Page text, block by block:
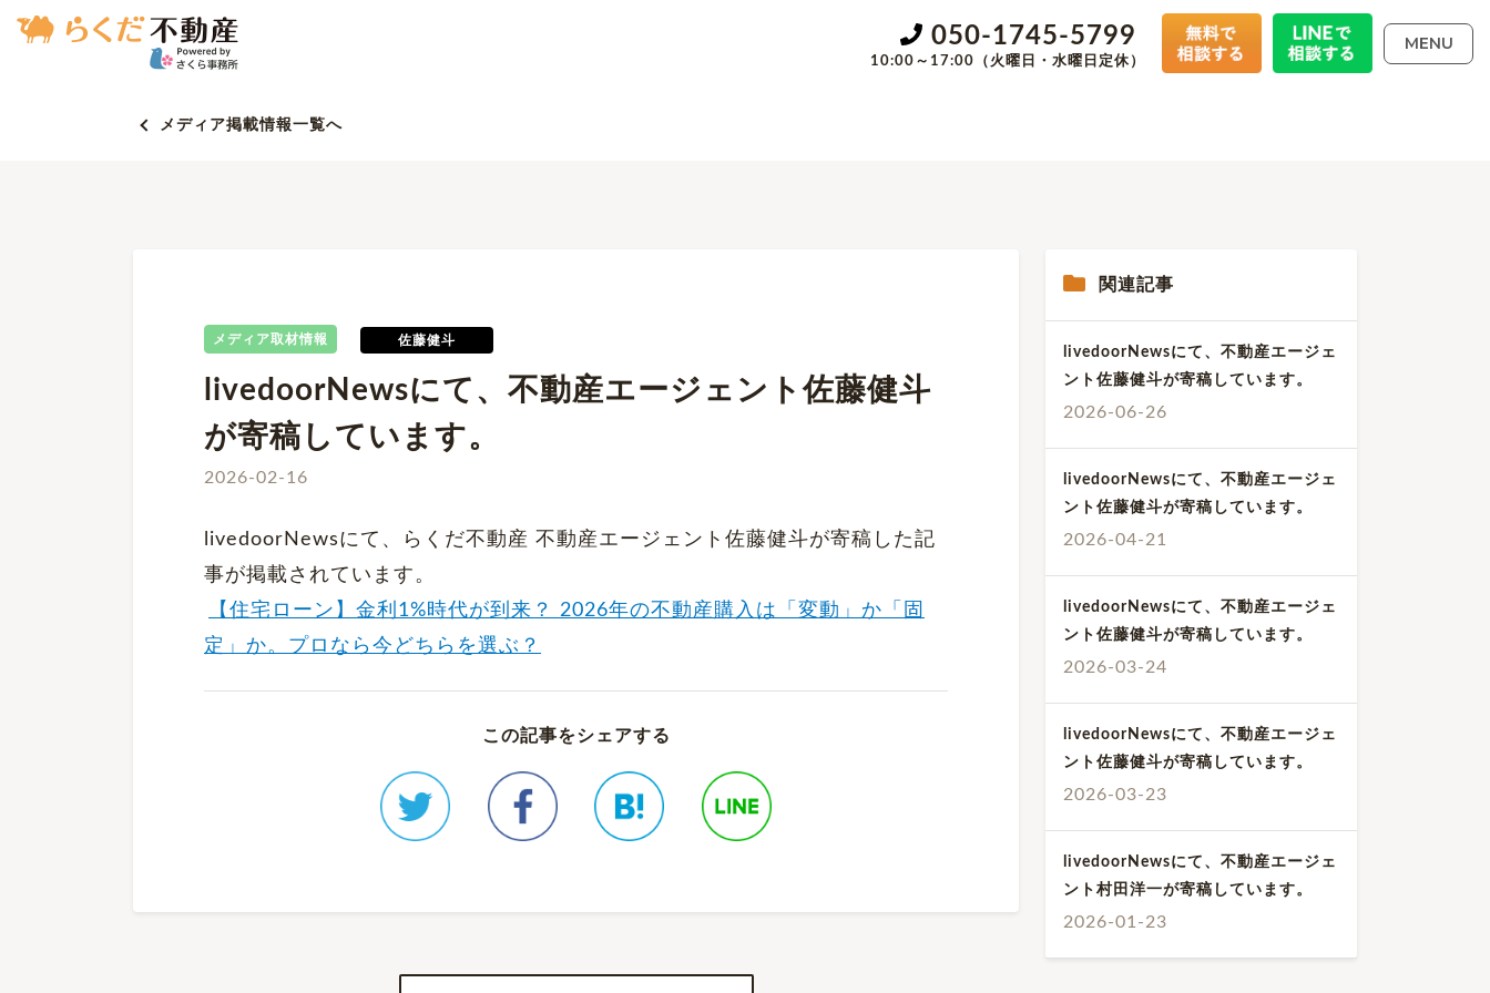
050-1745-5799
10:00～17:00（火曜日・水曜日定休）
MENU
メディア掲載情報一覧へ
メディア取材情報 佐藤健斗
livedoorNewsにて、不動産エージェント佐藤健斗
が寄稿しています。
2026-02-16
livedoorNewsにて、らくだ不動産 不動産エージェント佐藤健斗が寄稿した記
事が掲載されています。
【住宅ローン】金利1%時代が到来？ 2026年の不動産購入は「変動」か「固
定」か。プロなら今どちらを選ぶ？
この記事をシェアする
関連記事
livedoorNewsにて、不動産エージェ
ント佐藤健斗が寄稿しています。
2026-06-26
livedoorNewsにて、不動産エージェ
ント佐藤健斗が寄稿しています。
2026-04-21
livedoorNewsにて、不動産エージェ
ント佐藤健斗が寄稿しています。
2026-03-24
livedoorNewsにて、不動産エージェ
ント佐藤健斗が寄稿しています。
2026-03-23
livedoorNewsにて、不動産エージェ
ント村田洋一が寄稿しています。
2026-01-23